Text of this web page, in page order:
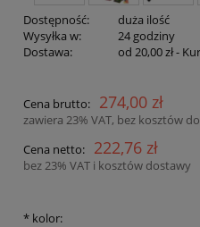
Dostępność:
duża ilość
Wysyłka w:
24 godziny
Dostawa:
od 20,00 zł-
Cena nie zawiera
Cena brutto: 274,00 zł
zawiera 23% VAT, bez kosztów
Cena netto:
222,76 zł
bez 23% VAT i kosztów dostawy
* kolor: